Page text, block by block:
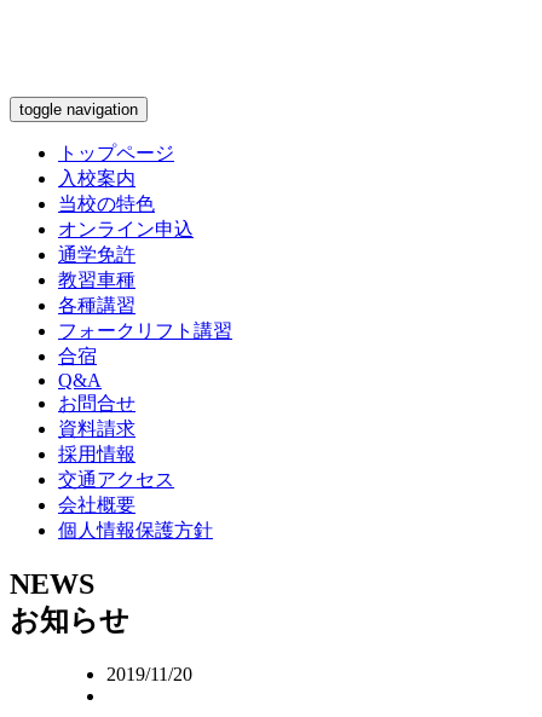
toggle navigation
トップページ
入校案内
当校の特色
オンライン申込
通学免許
教習車種
各種講習
フォークリフト講習
合宿
Q&A
お問合せ
資料請求
採用情報
交通アクセス
会社概要
個人情報保護方針
NEWS
お知らせ
2019/11/20